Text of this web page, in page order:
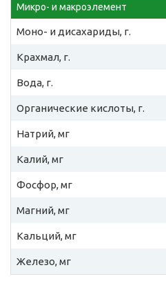
Микро- и макроэлемент
Моно- и дисахариды, г.
Крахмал, г.
Вода, г.
Органические кислоты, г.
Натрий, мг
Калий, мг
Фосфор, мг
Магний, мг
Кальций, мг
Железо, мг